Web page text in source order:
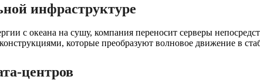
инфраструктуре
с океана на сушу, компания переносит серверы
которые преобразуют волновое движение в
центров